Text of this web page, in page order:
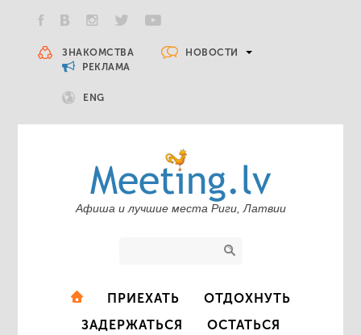
ЗНАКОМСТВА
НОВОСТИ
РЕКЛАМА
ENG
Афиша и лучшие места Риги, Латвии
ПРИЕХАТЬ
ОТДОХНУТЬ
ЗАДЕРЖАТЬСЯ
ОСТАТЬСЯ